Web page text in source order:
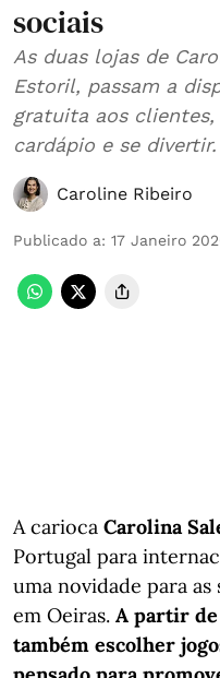
sociais
As duas lojas de
Estoril, passam a
gratuita aos
cardápio e se divertir.
Caroline Ribeiro
Publicado a: 17 Janeiro
A carioca Carolina
Portugal para
uma novidade para
em Oeiras. A partir de
também escolher